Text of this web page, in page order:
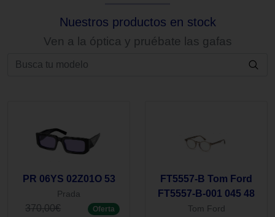
Nuestros productos en stock
Ven a la óptica y pruébate las gafas
PR 06YS 02Z01O 53
Prada
370,00€
Oferta
FT5557-B Tom Ford
FT5557-B-001 045 48
Tom Ford